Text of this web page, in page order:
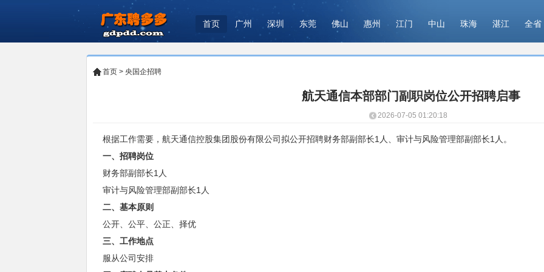
首页 广州 深圳 东莞 佛山 惠州 江门 中山 珠海 湛江 全省
首页 > 央国企招聘
航天通信本部部门副职岗位公开招聘启事
2026-07-05 01:20:18
根据工作需要，航天通信控股集团股份有限公司拟公开招聘财务部副部长1人、审计与风险管理部副部长1人。
一、招聘岗位
财务部副部长1人
审计与风险管理部副部长1人
二、基本原则
公开、公平、公正、择优
三、工作地点
服从公司安排